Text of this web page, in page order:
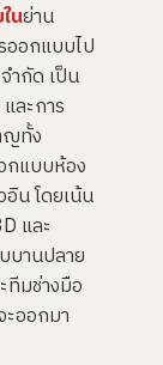
นย่าน
ออกแบบไป
ำกัด เป็น
ละการ
ญทั้ง
กแบบห้อง
น โดยเน้น
และ
บานปลาย
ทีมช่างมือ
ะออกมา